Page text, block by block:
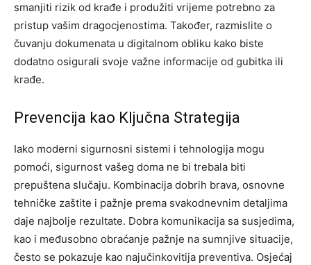
smanjiti rizik od krađe i produžiti vrijeme potrebno za
pristup vašim dragocjenostima. Također, razmislite o
čuvanju dokumenata u digitalnom obliku kako biste
dodatno osigurali svoje važne informacije od gubitka ili
krađe.
Prevencija kao Ključna Strategija
Iako moderni sigurnosni sistemi i tehnologija mogu
pomoći, sigurnost vašeg doma ne bi trebala biti
prepuštena slučaju. Kombinacija dobrih brava, osnovne
tehničke zaštite i pažnje prema svakodnevnim detaljima
daje najbolje rezultate. Dobra komunikacija sa susjedima,
kao i međusobno obraćanje pažnje na sumnjive situacije,
često se pokazuje kao najučinkovitija preventiva. Osjećaj